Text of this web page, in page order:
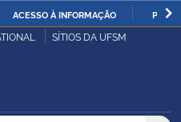
IR
ACESSO À INFORMAÇÃO
SÍTIOS DA UFSM